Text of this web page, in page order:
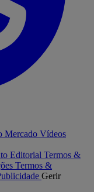
Mercado Vídeos
Editorial Termos &
Termos &
Gerir